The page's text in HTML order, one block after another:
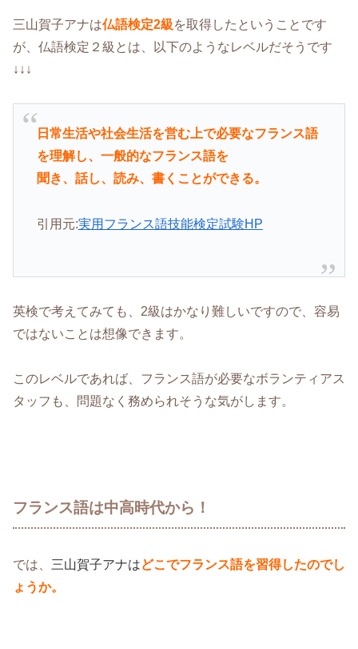
三山賀子アナは仏語検定2級を取得したということです
が、仏語検定２級とは、以下のようなレベルだそうです
↓↓↓
日常生活や社会生活を営む上で必要なフランス語
を理解し、一般的なフランス語を
聞き、話し、読み、書くことができる。
引用元:実用フランス語技能検定試験HP
英検で考えてみても、2級はかなり難しいですので、容易
ではないことは想像できます。
このレベルであれば、フランス語が必要なボランティアス
タッフも、問題なく務められそうな気がします。
フランス語は中高時代から！
では、 三山賀子アナはどこでフランス語を習得したのでし
ょうか。